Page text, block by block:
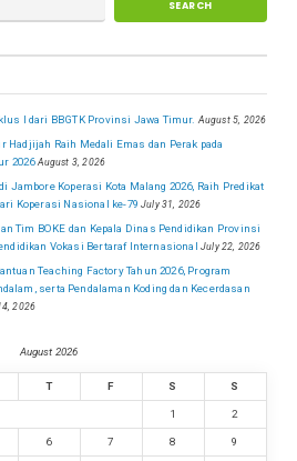
I dari BBGTK Provinsi Jawa Timur. August 5, 2026
Raih Medali Emas dan Perak pada
2026 August 3, 2026
Jambore Koperasi Kota Malang 2026, Raih Predikat
Koperasi Nasional ke-79 July 31, 2026
Tim BOKE dan Kepala Dinas Pendidikan Provinsi
Vokasi Bertaraf Internasional July 22, 2026
Teaching Factory Tahun 2026, Program
serta Pendalaman Koding dan Kecerdasan
2026
August 2026
T F S S
1 2
6 7 8 9